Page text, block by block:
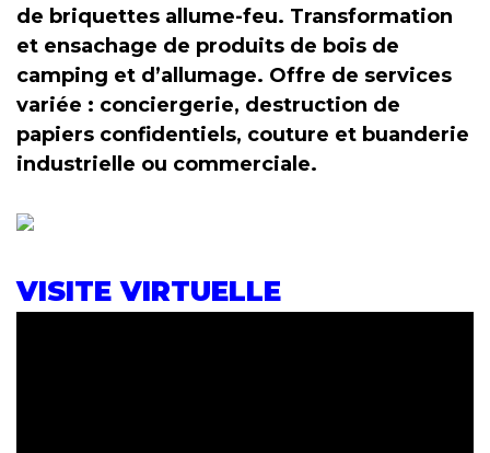
de briquettes allume-feu. Transformation
et ensachage de produits de bois de
camping et d’allumage. Offre de services
variée : conciergerie, destruction de
papiers confidentiels, couture et buanderie
industrielle ou commerciale.
VISITE VIRTUELLE